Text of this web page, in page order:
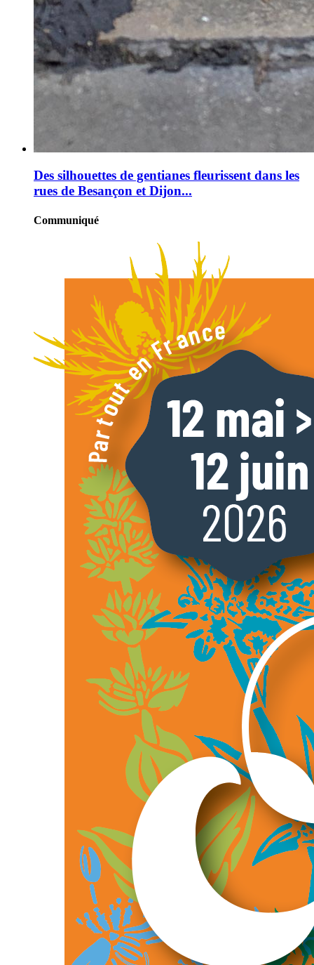
Des silhouettes de gentianes fleurissent dans les
rues de Besançon et Dijon...
Communiqué